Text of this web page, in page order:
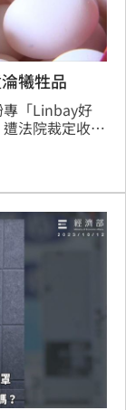
犧牲品
專「Linbay好
法院裁定收押
長今（18）日